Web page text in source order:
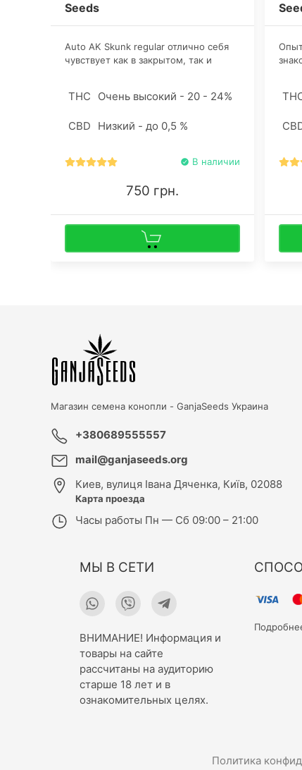
Seeds
Auto AK Skunk regular отлично себя
чувствует как в закрытом, так и
установке. Сорт более урожаен в
THC Очень высокий - 20 - 24%
CBD Низкий - до 0,5 %
В наличии
750 грн.
Магазин семена конопли - GanjaSeeds Украина
+380689555557
mail@ganjaseeds.org
Киев, вулиця Івана Дяченка, Київ, 02088
Карта проезда
Часы работы Пн — Сб 09:00 – 21:00
МЫ В СЕТИ
ВНИМАНИЕ! Информация и
товары на сайте
рассчитаны на аудиторию
старше 18 лет и в
ознакомительных целях.
Политика